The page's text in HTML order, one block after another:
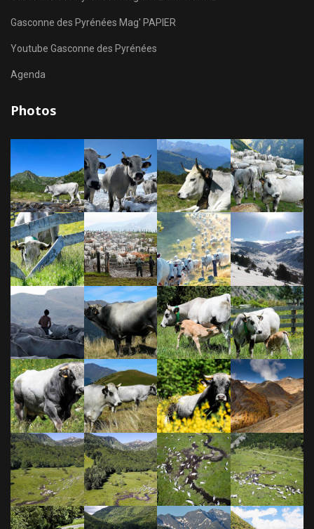
Gasconne des Pyrénées Mag' PAPIER
Youtube Gasconne des Pyrénées
Agenda
Photos